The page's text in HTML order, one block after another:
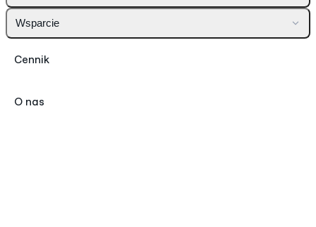
Wsparcie
Cennik
O nas